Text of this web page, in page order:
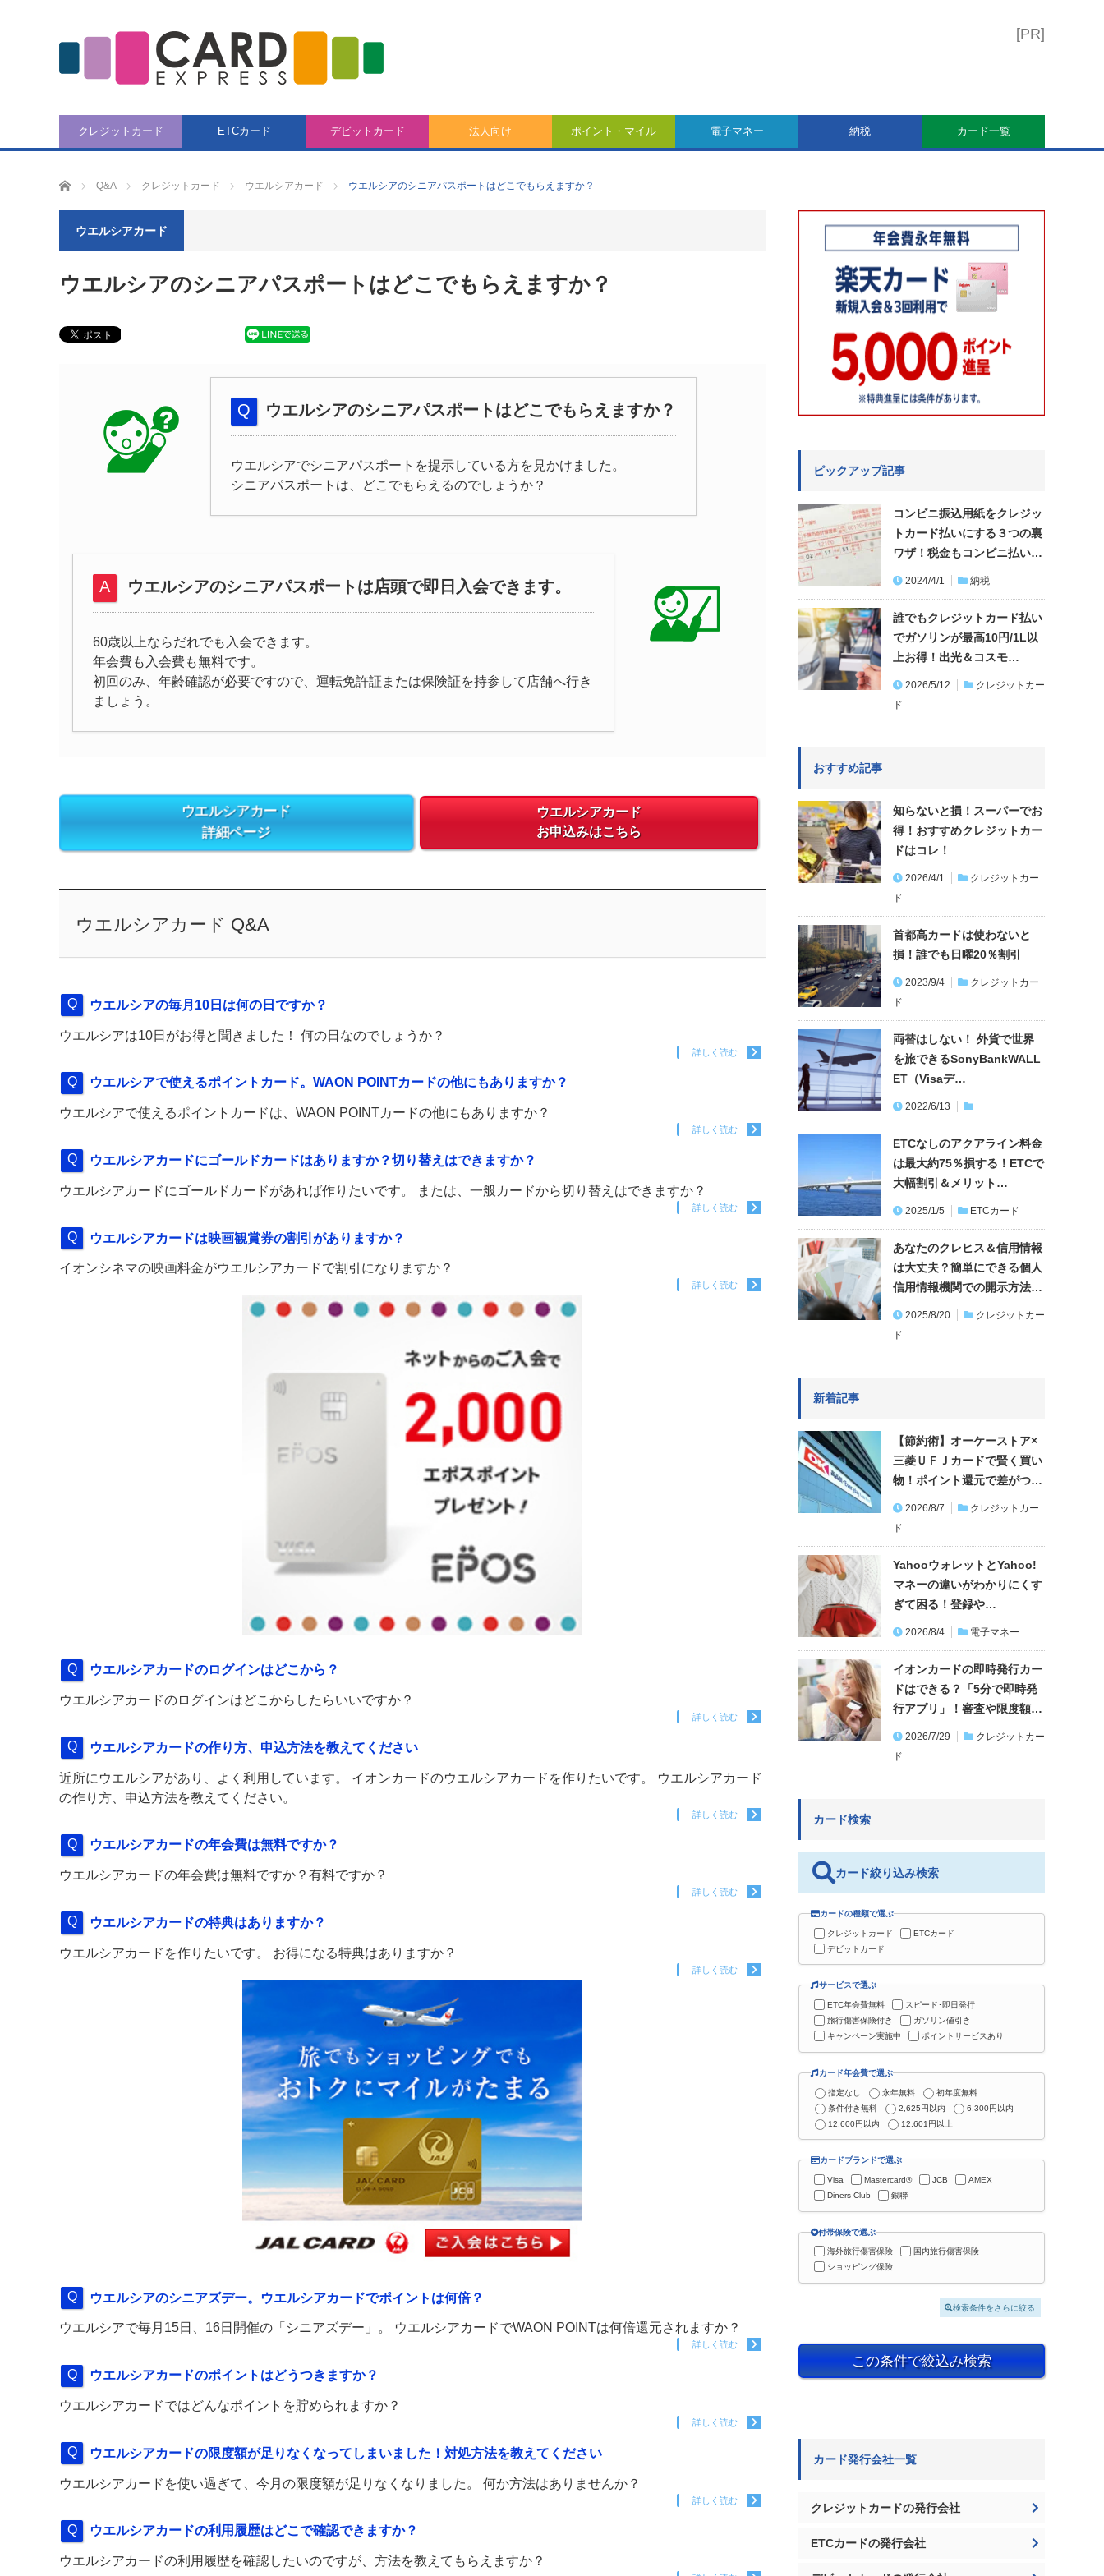
クレジットカード ETCカード デビットカード 法人向け ポイント・マイル 電子マネー 納税 カード一覧
CARD EXPRESS
Q&A クレジットカード ウエルシアカード ウエルシアのシニアパスポートはどこでもらえますか？
ウエルシアカード
ウエルシアのシニアパスポートはどこでもらえますか？
ウエルシアのシニアパスポートはどこでもらえますか？
ウエルシアでシニアパスポートを提示している方を見かけました。
シニアパスポートは、どこでもらえるのでしょうか？
ウエルシアのシニアパスポートは店頭で即日入会できます。
60歳以上ならだれでも入会できます。
年会費も入会費も無料です。
初回のみ、年齢確認が必要ですので、運転免許証または保険証を持参して店舗へ行き
ましょう。
ウエルシアカード
詳細ページ
ウエルシアカード
お申込みはこちら
ウエルシアカード Q&A
ウエルシアの毎月10日は何の日ですか？
ウエルシアは10日がお得と聞きました！ 何の日なのでしょうか？
詳しく読む
ウエルシアで使えるポイントカード。WAON POINTカードの他にもありますか？
ウエルシアで使えるポイントカードは、WAON POINTカードの他にもありますか？
詳しく読む
ウエルシアカードにゴールドカードはありますか？切り替えはできますか？
ウエルシアカードにゴールドカードがあれば作りたいです。 または、一般カードから切り替えはできますか？
詳しく読む
ウエルシアカードは映画観賞券の割引がありますか？
イオンシネマの映画料金がウエルシアカードで割引になりますか？
詳しく読む
ウエルシアカードのログインはどこから？
ウエルシアカードのログインはどこからしたらいいですか？
詳しく読む
ウエルシアカードの作り方、申込方法を教えてください
近所にウエルシアがあり、よく利用しています。 イオンカードのウエルシアカードを作りたいです。 ウエルシアカード
の作り方、申込方法を教えてください。
詳しく読む
ウエルシアカードの年会費は無料ですか？
ウエルシアカードの年会費は無料ですか？有料ですか？
詳しく読む
ウエルシアカードの特典はありますか？
ウエルシアカードを作りたいです。 お得になる特典はありますか？
詳しく読む
ウエルシアのシニアズデー。ウエルシアカードでポイントは何倍？
ウエルシアで毎月15日、16日開催の「シニアズデー」。 ウエルシアカードでWAON POINTは何倍還元されますか？
詳しく読む
ウエルシアカードのポイントはどうつきますか？
ウエルシアカードではどんなポイントを貯められますか？
詳しく読む
ウエルシアカードの限度額が足りなくなってしまいました！対処方法を教えてください
ウエルシアカードを使い過ぎて、今月の限度額が足りなくなりました。 何か方法はありませんか？
詳しく読む
ウエルシアカードの利用履歴はどこで確認できますか？
ウエルシアカードの利用履歴を確認したいのですが、方法を教えてもらえますか？
ピックアップ記事
コンビニ振込用紙をクレジッ
トカード払いにする３つの裏
ワザ！税金もコンビニ払い…
2024/4/1 納税
誰でもクレジットカード払い
でガソリンが最高10円/1L以
上お得！出光＆コスモ…
2026/5/12
クレジットカー
ド
おすすめ記事
知らないと損！スーパーでお
得！おすすめクレジットカー
ドはコレ！
2026/4/1
クレジットカー
ド
首都高カードは使わないと
損！誰でも日曜20％割引
2023/9/4
クレジットカー
ド
両替はしない！ 外貨で世界
を旅できるSonyBankWALL
ET（Visaデ…
2022/6/13
ETCなしのアクアライン料金
は最大約75％損する！ETCで
大幅割引＆メリット…
2025/1/5 ETCカード
あなたのクレヒス＆信用情報
は大丈夫？簡単にできる個人
信用情報機関での開示方法…
2025/8/20
クレジットカー
ド
新着記事
【節約術】オーケーストア×
三菱ＵＦＪカードで賢く買い
物！ポイント還元で差がつ…
2026/8/7
クレジットカー
ド
YahooウォレットとYahoo!
マネーの違いがわかりにくす
ぎて困る！登録や…
2026/8/4 電子マネー
イオンカードの即時発行カー
ドはできる？「5分で即時発
行アプリ」！審査や限度額…
2026/7/29
クレジットカー
ド
カード検索
カード絞り込み検索
カードの種類で選ぶ
クレジットカード
ETCカード
デビットカード
サービスで選ぶ
ETC年会費無料
スピード･即日発行
旅行傷害保険付き
ガソリン値引き
キャンペーン実施中
ポイントサービスあり
カード年会費で選ぶ
指定なし 永年無料
初年度無料
条件付き無料
2,625円以内
6,300円以内
12,600円以内
12,601円以上
カードブランドで選ぶ
Visa Mastercard® JCB
AMEX
Diners Club
銀聯
付帯保険で選ぶ
海外旅行傷害保険
国内旅行傷害保険
ショッピング保険
検索条件をさらに絞る
この条件で絞込み検索
カード発行会社一覧
クレジットカードの発行会社
ETCカードの発行会社